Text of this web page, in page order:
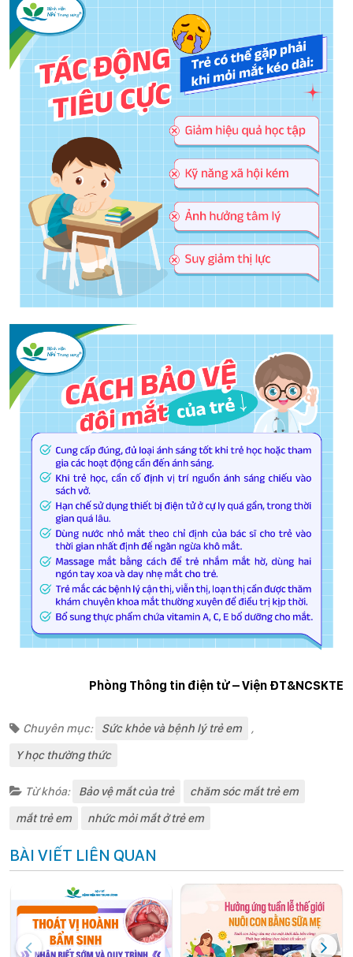
Phòng Thông tin điện tử – Viện ĐT&NCSKTE
Chuyên mục: Sức khỏe và bệnh lý trẻ em
,
Y học thường thức
Từ khóa: Bảo vệ mắt của trẻ
chăm sóc mắt trẻ em
mắt trẻ em
nhức mỏi mắt ở trẻ em
BÀI VIẾT LIÊN QUAN